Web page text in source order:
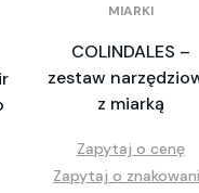
MIARKI
COLINDALES –
zestaw
z miarką
Zapytaj o cenę
Zapytaj o